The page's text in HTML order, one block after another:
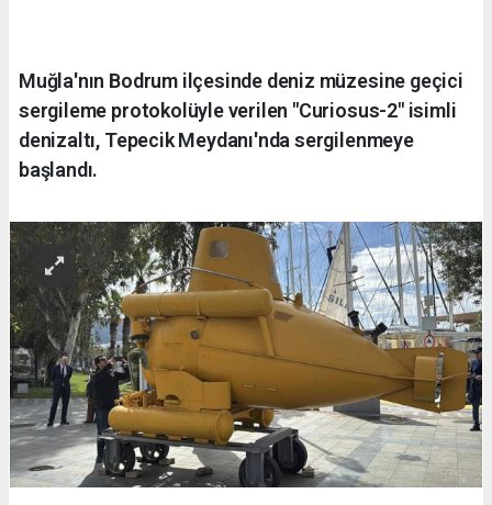
Muğla'nın Bodrum ilçesinde deniz müzesine geçici
sergileme protokolüyle verilen "Curiosus-2" isimli
denizaltı, Tepecik Meydanı'nda sergilenmeye
başlandı.